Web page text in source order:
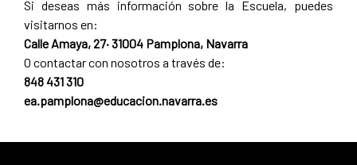
Si deseas más información sobre la Escuela, puedes
visitarnos en:
Calle Amaya, 27· 31004 Pamplona, Navarra
O contactar con nosotros a través de:
848 431 310
ea.pamplona@educacion.navarra.es